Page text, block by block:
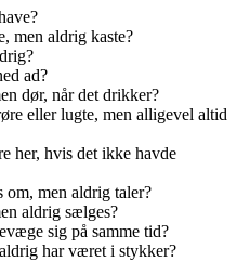
men aldrig kaste?
ad?
dør, når det drikker?
eller lugte, men alligevel altid
her, hvis det ikke havde
om, men aldrig taler?
aldrig sælges?
sig på samme tid?
har været i stykker?